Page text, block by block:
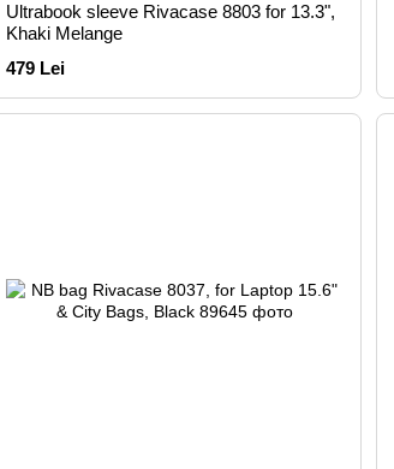
Ultrabook sleeve Rivacase 8803 for 13.3",
Khaki Melange
479 Lei